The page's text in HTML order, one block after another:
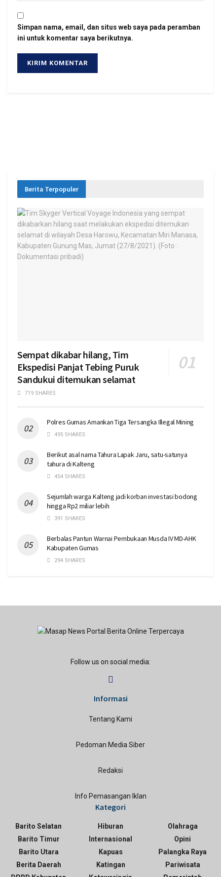
Simpan nama, email, dan situs web saya pada peramban
ini untuk komentar saya berikutnya.
Berita Terpopuler
Sempat dikabar hilang, Tim
Ekspedisi Panjat Tebing Puruk
Sandukui ditemukan selamat
719 SHARES
Polres Gumas Amankan Tiga Tersangka Illegal Mining
495 SHARES
Berikut asal nama Tahura Lapak Jaru, satu-satunya
tahura di Kalteng
454 SHARES
Sejumlah warga Kalteng jadi korban investasi bodong
hingga Rp2 miliar lebih
391 SHARES
Berbalas Pantun Warnai Pembukaan Musda IV MD-AHK
Kabupaten Gumas
294 SHARES
Follow us on social media:
Informasi
Tentang Kami
Pedoman Media Siber
Redaksi
Info Pemasangan Iklan
Kategori
Barito Selatan
Barito Timur
Barito Utara
Berita Daerah
Hiburan
Internasional
Kapuas
Katingan
Olahraga
Opini
Palangka Raya
Pariwisata